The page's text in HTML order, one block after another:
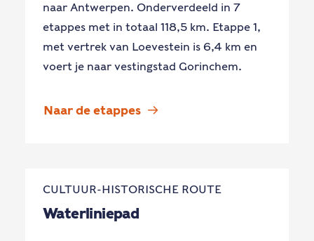
naar Antwerpen. Onderverdeeld in 7
etappes met in totaal 118,5 km. Etappe 1,
met vertrek van Loevestein is 6,4 km en
voert je naar vestingstad Gorinchem.
Naar de etappes
CULTUUR-HISTORISCHE ROUTE
Waterliniepad